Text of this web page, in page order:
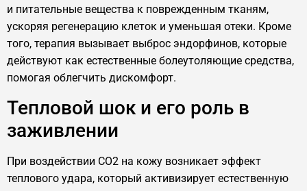
и питательные вещества к поврежденным тканям,
ускоряя регенерацию клеток и уменьшая отеки. Кроме
того, терапия вызывает выброс эндорфинов, которые
действуют как естественные болеутоляющие средства,
помогая облегчить дискомфорт.
Тепловой шок и его роль в
заживлении
При воздействии CO2 на кожу возникает эффект
теплового удара, который активизирует естественную